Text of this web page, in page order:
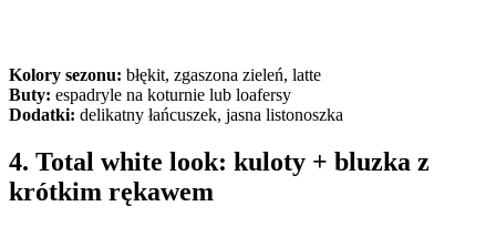
Kolory sezonu: błękit, zgaszona zieleń, latte
Buty: espadryle na koturnie lub loafersy
Dodatki: delikatny łańcuszek, jasna listonoszka
4. Total white look: kuloty + bluzka z
krótkim rękawem